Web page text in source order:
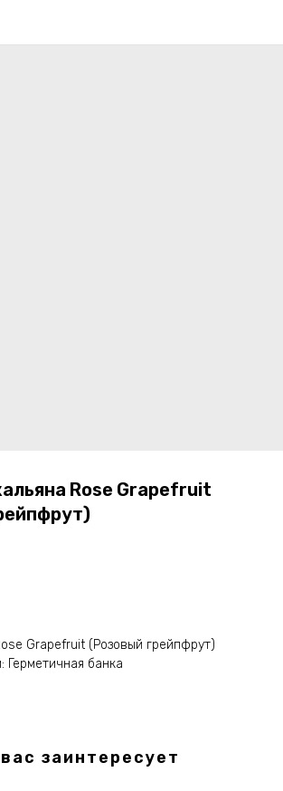
Rose Grapefruit
Grapefruit (Розовый грейпфрут)
Герметичная банка
заинтересует